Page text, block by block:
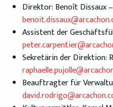
Direktor: Benoît Dissaux –
Assistent der
Sekretärin der Direktion:
Beauftragter für